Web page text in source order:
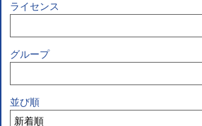
ライセンス
グループ
並び順